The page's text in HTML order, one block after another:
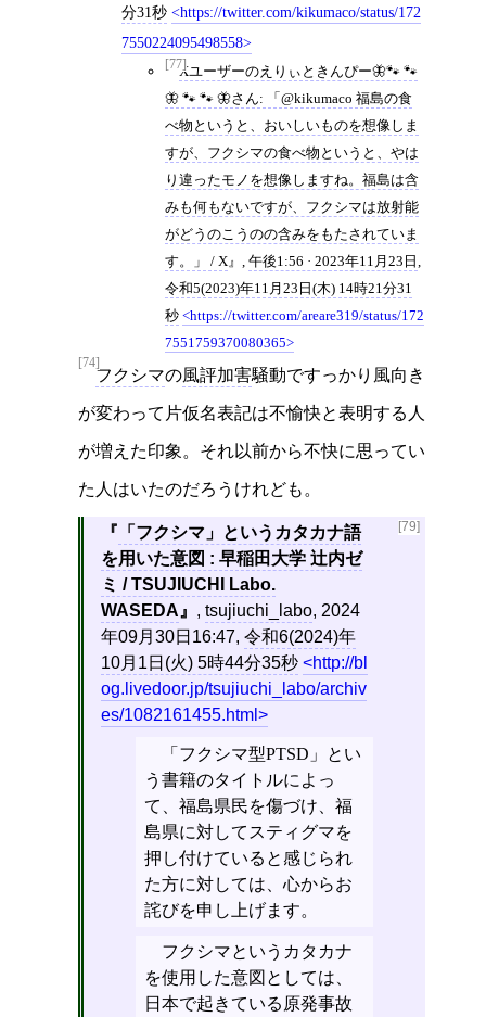
分31秒
https://twitter.com/kikumaco/status/172
7550224095498558
[77]Xユーザーのえりぃときんぴー🦋🐾 🐾
🦋 🐾 🐾 🦋さん: 「@kikumaco 福島の食
べ物というと、おいしいものを想像しま
すが、フクシマの食べ物というと、やは
り違ったモノを想像しますね。福島は含
みも何もないですが、フクシマは放射能
がどうのこうのの含みをもたされていま
す。」 / X
, 午後1:56 · 2023年11月23日 ,
令和5(2023)年11月23日(木) 14時21分31
秒
https://twitter.com/areare319/status/172
7551759370080365
[74]
フクシマの風評加害騒動ですっかり風向き
が変わって片仮名表記は不愉快と表明する人
が増えた印象。それ以前から不快に思ってい
た人はいたのだろうけれども。
[79]
「フクシマ」というカタカナ語
を用いた意図 : 早稲田大学 辻内ゼ
ミ / TSUJIUCHI Labo.
WASEDA
, tsujiuchi_labo, 2024
年09月30日16:47, 令和6(2024)年
10月1日(火) 5時44分35秒
http://bl
og.livedoor.jp/tsujiuchi_labo/archiv
es/1082161455.html
「フクシマ型PTSD」とい
う書籍のタイトルによっ
て、福島県民を傷づけ、福
島県に対してスティグマを
押し付けていると感じられ
た方に対しては、心からお
詫びを申し上げます。
フクシマというカタカナ
を使用した意図としては、
日本で起きている原発事故